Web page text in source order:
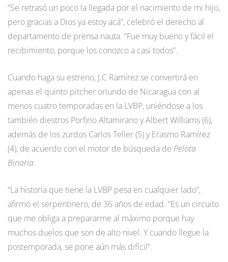
“Se retrasó un poco la llegada por el nacimiento de mi hijo,
pero gracias a Dios ya estoy acá”, celebró el derecho al
departamento de prensa nauta. “Fue muy bueno y fácil el
recibimiento, porque los conozco a casi todos”.
Cuando haga su estreno, J.C Ramírez se convertirá en
apenas el quinto pitcher oriundo de Nicaragua con al
menos cuatro temporadas en la LVBP, uniéndose a los
también diestros Porfirio Altamirano y Albert Williams (6),
además de los zurdos Carlos Teller (5) y Erasmo Ramírez
(4), de acuerdo con el motor de búsqueda de Pelota
Binaria.
“La historia que tiene la LVBP pesa en cualquier lado”,
afirmó el serpentinero, de 36 años de edad. “Es un circuito
que me obliga a prepararme al máximo porque hay
muchos duelos que son de alto nivel. Y cuando llegue la
postemporada, se pone aún más difícil”.